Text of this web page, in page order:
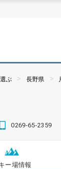
ぶ 長野県
0269-65-2359
ー場情報